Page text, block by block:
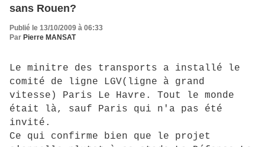
sans Rouen?
Publié le 13/10/2009 à 06:33
Par Pierre MANSAT
Le minitre des transports a installé le
comité de ligne LGV(ligne à grand
vitesse) Paris Le Havre. Tout le monde
était là, sauf Paris qui n'a pas été
invité.
Ce qui confirme bien que le projet